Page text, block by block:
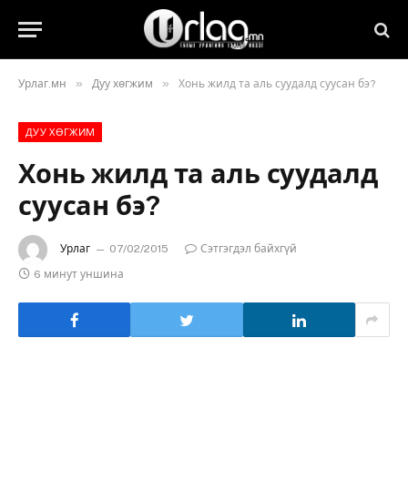
Урлаг.мн » Дуу хөгжим » Хонь жилд та аль суудалд суусан бэ?
ДУУ ХӨГЖИМ
Хонь жилд та аль суудалд
суусан бэ?
Урлаг 07/02/2015
Сэтгэгдэл байхгүй
6 минут уншина